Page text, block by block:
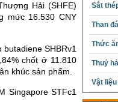
Hải (SHFE)
mức 16.530 CNY
SHBRv1
chốt ở 11.810
khúc sản phẩm.
Singapore STFc1
Sắt
Than đá
Thức
Thuỷ
Vật